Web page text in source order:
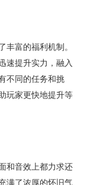
丰富的福利机制。
速提升实力，融入
不同的任务和挑
玩家更快地提升等
和音效上都力求还
满了浓厚的怀旧气